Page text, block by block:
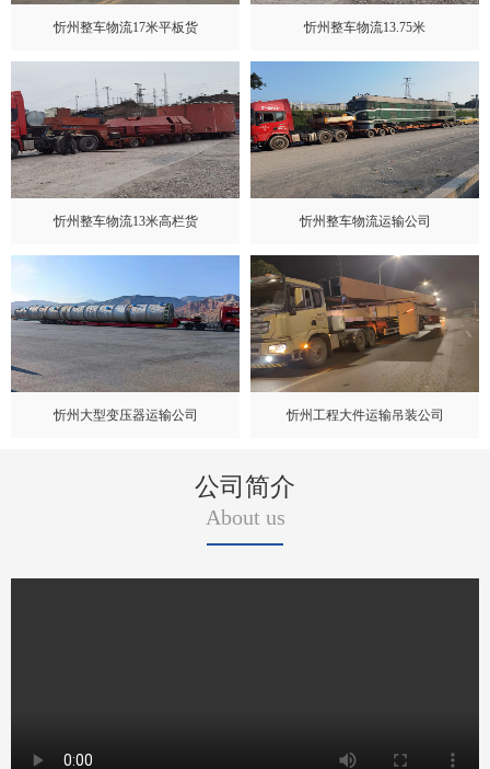
忻州整车物流17米平板货 忻州整车物流13.75米
忻州整车物流13米高栏货 忻州整车物流运输公司
忻州大型变压器运输公司 忻州工程大件运输吊装公司
公司简介
About us